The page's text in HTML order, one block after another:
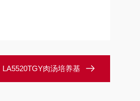
LA5520TGY肉汤培养基